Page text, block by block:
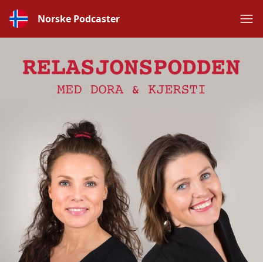
Norske Podcaster